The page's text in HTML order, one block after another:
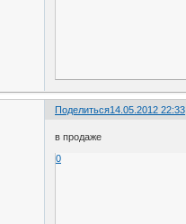
Поделиться14.05.2012 22:33
в продаже
0